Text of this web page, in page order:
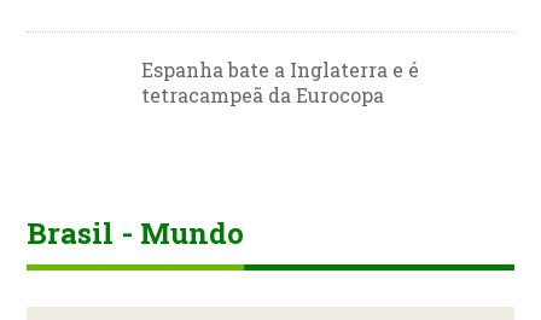
Espanha bate a Inglaterra e é
tetracampeã da Eurocopa
Brasil - Mundo